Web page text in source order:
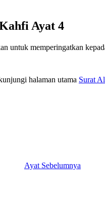
Ayat 4
untuk memperingatkan
halaman utama Surat
Ayat Sebelumnya